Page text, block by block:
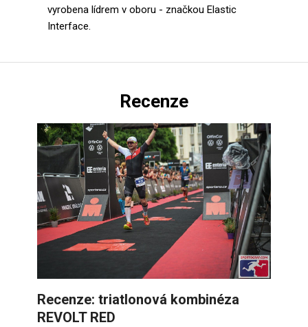
vyrobena lídrem v oboru - značkou Elastic
Interface.
Recenze
Recenze: triatlonová kombinéza
REVOLT RED